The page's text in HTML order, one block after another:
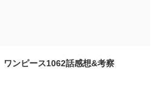
ワンピース1062話感想&考察